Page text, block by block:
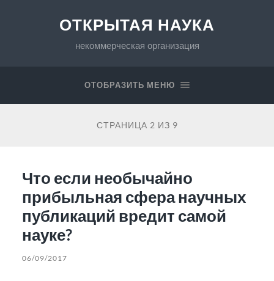
ОТКРЫТАЯ НАУКА
некоммерческая организация
ОТОБРАЗИТЬ МЕНЮ
СТРАНИЦА 2 ИЗ 9
Что если необычайно
прибыльная сфера научных
публикаций вредит самой
науке?
06/09/2017